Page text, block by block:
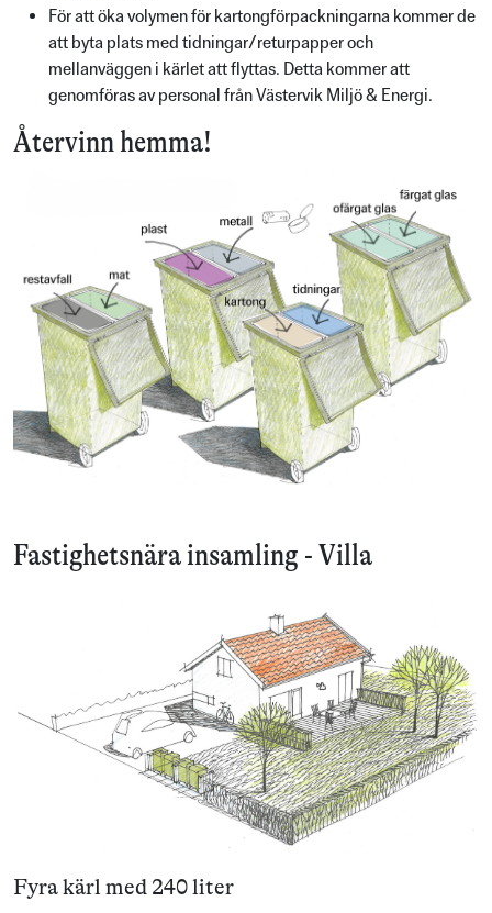
För att öka volymen för kartongförpackningarna kommer de
att byta plats med tidningar/returpapper och
mellanväggen i kärlet att flyttas. Detta kommer att
genomföras av personal från Västervik Miljö & Energi.
Återvinn hemma!
Fastighetsnära insamling - Villa
Fyra kärl med 240 liter